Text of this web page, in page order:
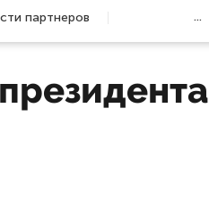
партнеров
...